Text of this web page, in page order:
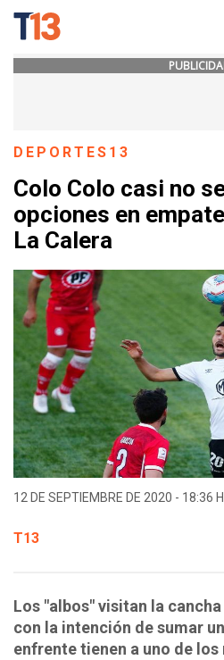
DEPORTES13
Colo Colo casi no
opciones en
La Calera
12 DE SEPTIEMBRE DE 2020 - 18:36
T13
Los "albos" visitan la
con la intención de sumar
enfrente tienen a uno de los